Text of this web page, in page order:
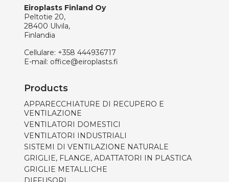
Eiroplasts Finland Oy
Peltotie 20,
28400 Ulvila,
Finlandia
Cellulare: +358 444936717
E-mail: office@eiroplasts.fi
Products
APPARECCHIATURE DI RECUPERO E
VENTILAZIONE
VENTILATORI DOMESTICI
VENTILATORI INDUSTRIALI
SISTEMI DI VENTILAZIONE NATURALE
GRIGLIE, FLANGE, ADATTATORI IN PLASTICA
GRIGLIE METALLICHE